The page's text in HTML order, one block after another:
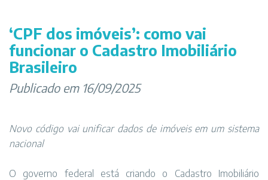
‘CPF dos imóveis’: como vai
funcionar o Cadastro Imobiliário
Brasileiro
Publicado em 16/09/2025
Novo código vai unificar dados de imóveis em um sistema
nacional
O governo federal está criando o Cadastro Imobiliário